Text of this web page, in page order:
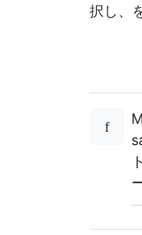
択し、
—